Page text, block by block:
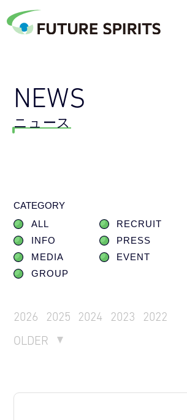
NEWS
ニュース
CATEGORY
ALL
RECRUIT
INFO
PRESS
MEDIA
EVENT
GROUP
2026 2025 2024 2023
2022
OLDER